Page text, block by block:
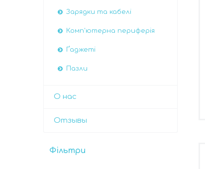
Зарядки та кабелі
Комп'ютерна периферія
Ґаджеті
Пазли
О нас
Отзывы
Фільтри